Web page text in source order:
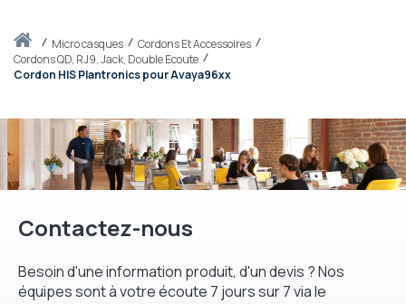
Accueilmicro casques
Cordons Et Accessoires
Cordons QD, RJ9, Jack, Double Ecoute
Cordon HIS Plantronics pour Avaya96xx
Contactez-nous
Besoin d'une information produit, d'un devis ? Nos
équipes sont à votre écoute 7 jours sur 7 via le